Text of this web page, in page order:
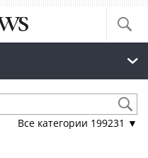
Все категории 199231 ▼